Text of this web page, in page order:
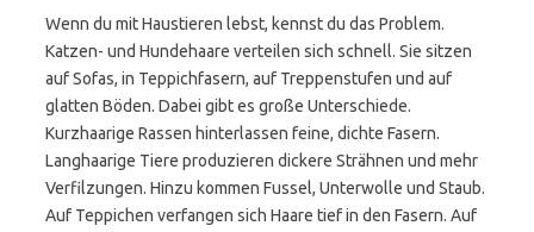
Wenn du mit Haustieren lebst, kennst du das Problem.
Katzen- und Hundehaare verteilen sich schnell. Sie sitzen
auf Sofas, in Teppichfasern, auf Treppenstufen und auf
glatten Böden. Dabei gibt es große Unterschiede.
Kurzhaarige Rassen hinterlassen feine, dichte Fasern.
Langhaarige Tiere produzieren dickere Strähnen und mehr
Verfilzungen. Hinzu kommen Fussel, Unterwolle und Staub.
Auf Teppichen verfangen sich Haare tief in den Fasern. Auf